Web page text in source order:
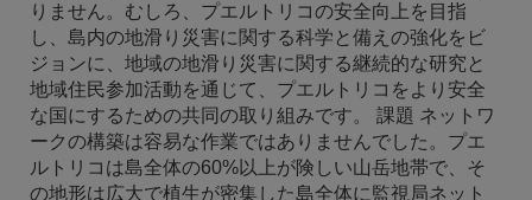
りません。むしろ、プエルトリコの安全向上を目指
し、島内の地滑り災害に関する科学と備えの強化をビ
ジョンに、地域の地滑り災害に関する継続的な研究と
地域住民参加活動を通じて、プエルトリコをより安全
な国にするための共同の取り組みです。 課題 ネットワ
ークの構築は容易な作業ではありませんでした。プエ
ルトリコは島全体の60%以上が険しい山岳地帯で、そ
の地形は広大で植生が密集した島全体に監視局ネット